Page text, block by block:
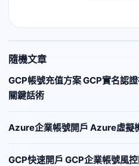
隨機文章
GCP帳號充值方案 GCP實名認
關鍵話術
Azure企業帳號開戶 Azure虛擬
GCP快速開戶 GCP企業帳號風